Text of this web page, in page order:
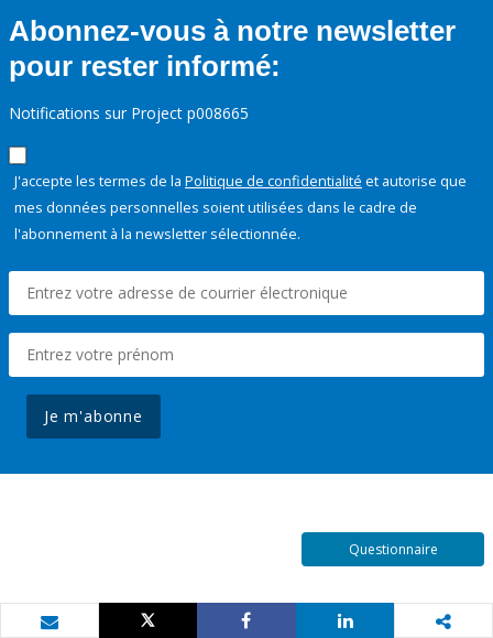
Abonnez-vous à notre newsletter
pour rester informé:
Notifications sur Project p008665
J'accepte les termes de la Politique de confidentialité et autorise que
mes données personnelles soient utilisées dans le cadre de
l'abonnement à la newsletter sélectionnée.
Je m'abonne
Questionnaire